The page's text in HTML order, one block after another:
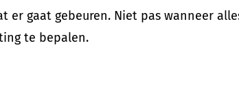
er gaat gebeuren. Niet pas wanneer
te bepalen.